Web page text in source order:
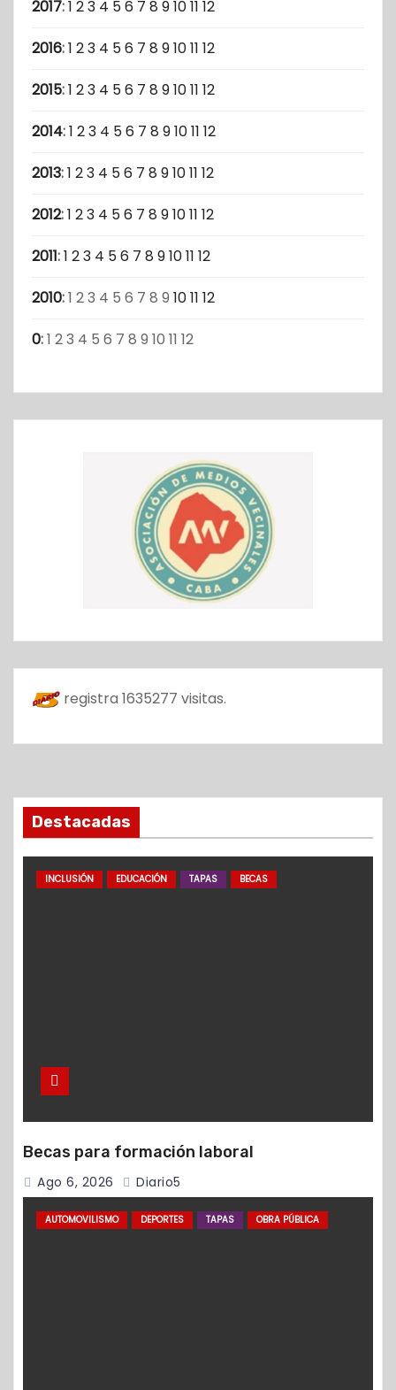
2017:1 23 4 56 7 8 91011 12
2016:1 23 4 56 7 8 91011 12
2015:1 23 4 56 7 8 91011 12
2014:1 23 4 56 7 8 91011 12
2013:1 23 4 56 7 8 91011 12
2012:1 23 4 56 7 8 91011 12
2011:1 23 4 56 7 8 91011 12
2010:1 23 4 5 6 7 8 9 1011 12
0:1 23 4 5 6 7 8 9 10 11 12
registra 1635277 visitas.
Destacadas
INCLUSIÓN EDUCACIÓN TAPAS BECAS
Becas para formación laboral
Ago 6, 2026 Diario5
AUTOMOVILISMO DEPORTES TAPAS OBRA PÚBLICA